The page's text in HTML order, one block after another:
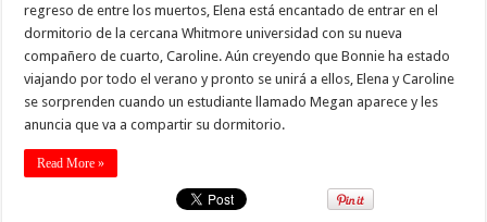
regreso de entre los muertos, Elena está encantado de entrar en el
dormitorio de la cercana Whitmore universidad con su nueva
compañero de cuarto, Caroline. Aún creyendo que Bonnie ha estado
viajando por todo el verano y pronto se unirá a ellos, Elena y Caroline
se sorprenden cuando un estudiante llamado Megan aparece y les
anuncia que va a compartir su dormitorio.
Read More »